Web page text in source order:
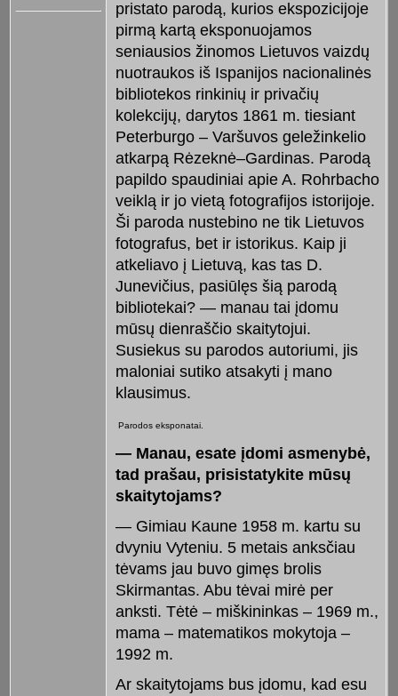
pristato parodą, kurios ekspozicijoje
pirmą kartą eksponuojamos
seniausios žinomos Lietuvos vaizdų
nuotraukos iš Ispanijos nacionalinės
bibliotekos rinkinių ir privačių
kolekcijų, darytos 1861 m. tiesiant
Peterburgo – Varšuvos geležinkelio
atkarpą Rėzeknė–Gardinas. Parodą
papildo spaudiniai apie A. Rohrbacho
veiklą ir jo vietą fotografijos istorijoje.
Ši paroda nustebino ne tik Lietuvos
fotografus, bet ir istorikus. Kaip ji
atkeliavo į Lietuvą, kas tas D.
Junevičius, pasiūlęs šią parodą
bibliotekai? — manau tai įdomu
mūsų dienraščio skaitytojui.
Susiekus su parodos autoriumi, jis
maloniai sutiko atsakyti į mano
klausimus.
Parodos eksponatai.
— Manau, esate įdomi asmenybė,
tad prašau, prisistatykite mūsų
skaitytojams?
— Gimiau Kaune 1958 m. kartu su
dvyniu Vyteniu. 5 metais anksčiau
tėvams jau buvo gimęs brolis
Skirmantas. Abu tėvai mirė per
anksti. Tėtė – miškininkas – 1969 m.,
mama – matematikos mokytoja –
1992 m.
Ar skaitytojams bus įdomu, kad esu